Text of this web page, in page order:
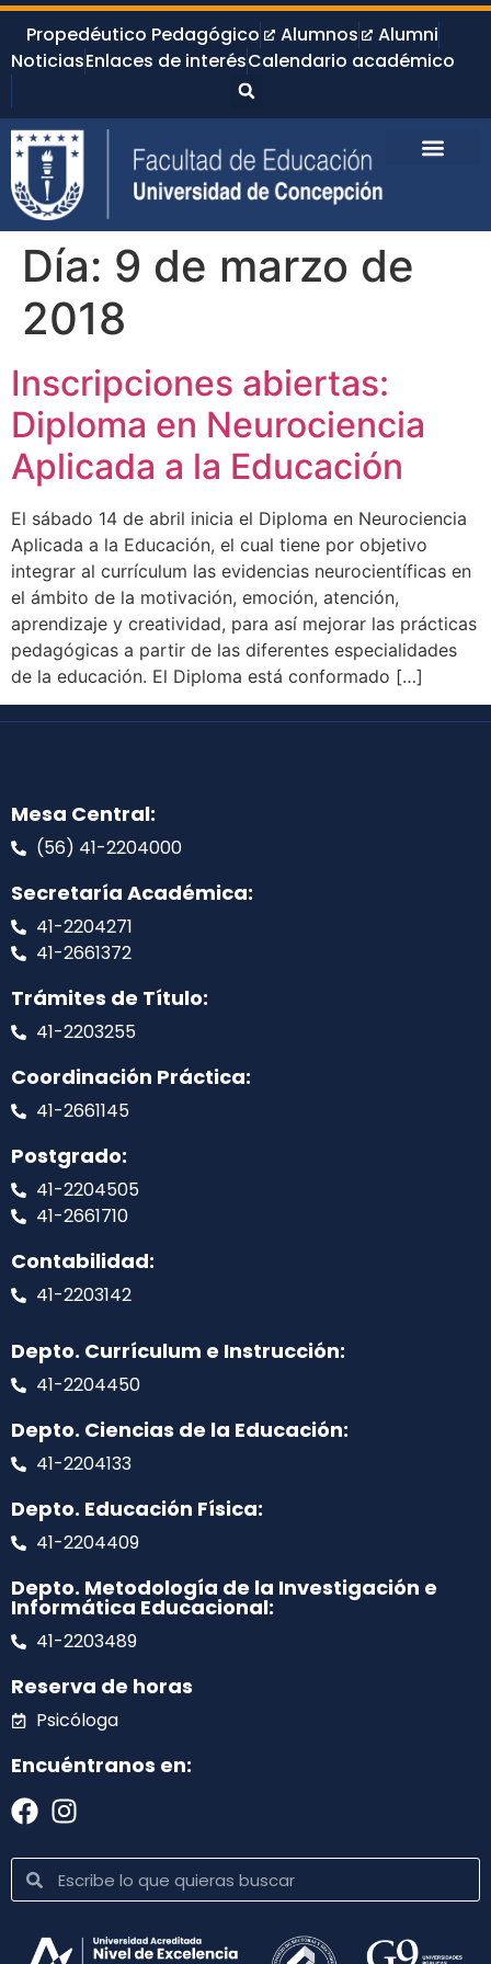
Propedéutico Pedagógico Alumnos
Alumni
NoticiasEnlaces de interésCalendario académico
Día: 9 de marzo de
2018
Inscripciones abiertas:
Diploma en Neurociencia
Aplicada a la Educación
El sábado 14 de abril inicia el Diploma en Neurociencia
Aplicada a la Educación, el cual tiene por objetivo
integrar al currículum las evidencias neurocientíficas en
el ámbito de la motivación, emoción, atención,
aprendizaje y creatividad, para así mejorar las prácticas
pedagógicas a partir de las diferentes especialidades
de la educación. El Diploma está conformado […]
Mesa Central:
(56) 41-2204000
Secretaría Académica:
41-2204271
41-2661372
Trámites de Título:
41-2203255
Coordinación Práctica:
41-2661145
Postgrado:
41-2204505
41-2661710
Contabilidad:
41-2203142
Depto. Currículum e Instrucción:
41-2204450
Depto. Ciencias de la Educación:
41-2204133
Depto. Educación Física:
41-2204409
Depto. Metodología de la Investigación e
Informática Educacional:
41-2203489
Reserva de horas
Psicóloga
Encuéntranos en: